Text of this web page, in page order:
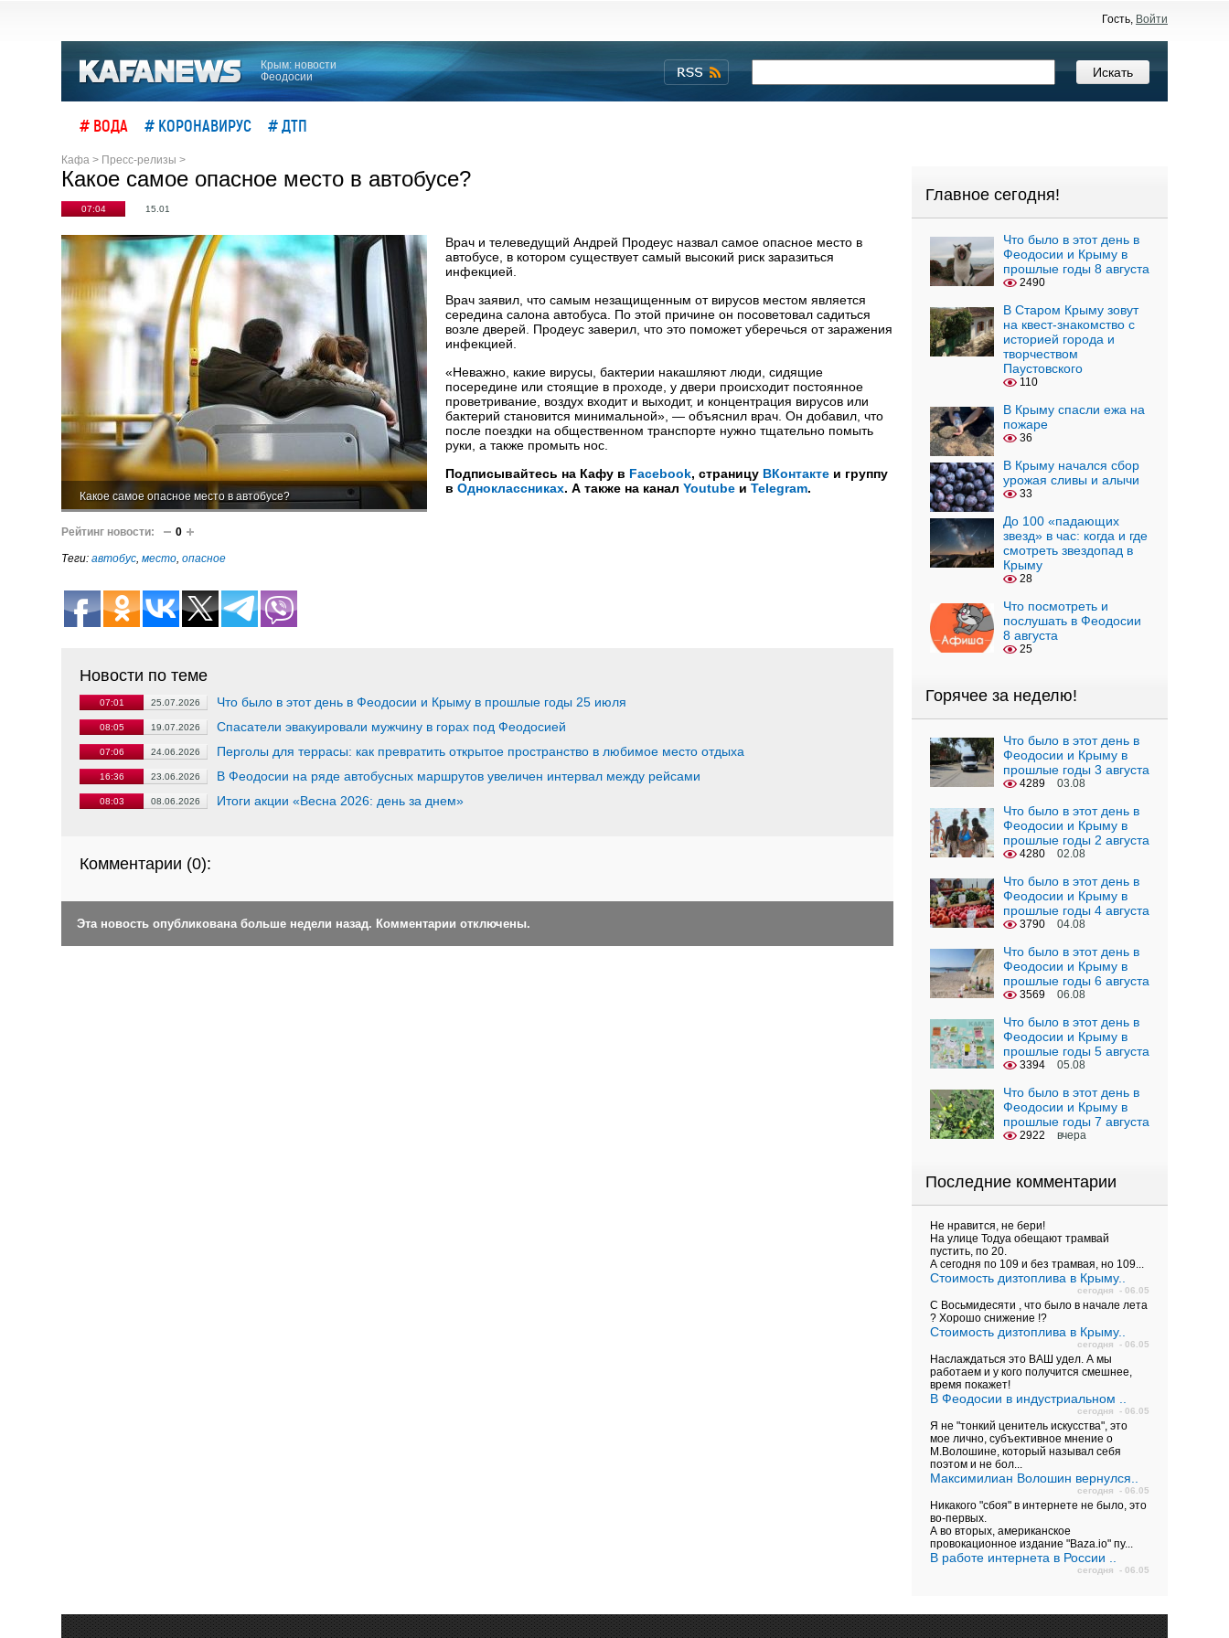
Гость, Войти
Крым: новости
Феодосии
# ВОДА # КОРОНАВИРУС # ДТП
Кафа > Пресс-релизы >
Какое самое опасное место в автобусе?
07:04 15.01
Какое самое опасное место в автобусе?
Врач и телеведущий Андрей Продеус назвал самое опасное место в
автобусе, в котором существует самый высокий риск заразиться
инфекцией.
Врач заявил, что самым незащищенным от вирусов местом является
середина салона автобуса. По этой причине он посоветовал садиться
возле дверей. Продеус заверил, что это поможет уберечься от заражения
инфекцией.
«Неважно, какие вирусы, бактерии накашляют люди, сидящие
посередине или стоящие в проходе, у двери происходит постоянное
проветривание, воздух входит и выходит, и концентрация вирусов или
бактерий становится минимальной», — объяснил врач. Он добавил, что
после поездки на общественном транспорте нужно тщательно помыть
руки, а также промыть нос.
Подписывайтесь на Кафу в Facebook, страницу ВКонтакте и группу
в Одноклассниках. А также на канал Youtube и Telegram.
Рейтинг новости: 0
Теги: автобус, место, опасное
Новости по теме
07:01 25.07.2026 Что было в этот день в Феодосии и Крыму в прошлые годы 25 июля
08:05 19.07.2026 Спасатели эвакуировали мужчину в горах под Феодосией
07:06 24.06.2026 Перголы для террасы: как превратить открытое пространство в любимое место отдыха
16:36 23.06.2026 В Феодосии на ряде автобусных маршрутов увеличен интервал между рейсами
08:03 08.06.2026 Итоги акции «Весна 2026: день за днем»
Комментарии (0):
Эта новость опубликована больше недели назад. Комментарии отключены.
Главное сегодня!
Что было в этот день в
Феодосии и Крыму в
прошлые годы 8 августа
2490
В Старом Крыму зовут
на квест-знакомство с
историей города и
творчеством
Паустовского
110
В Крыму спасли ежа на
пожаре
36
В Крыму начался сбор
урожая сливы и алычи
33
До 100 «падающих
звезд» в час: когда и где
смотреть звездопад в
Крыму
28
Что посмотреть и
послушать в Феодосии
8 августа
25
Горячее за неделю!
Что было в этот день в
Феодосии и Крыму в
прошлые годы 3 августа
4289 03.08
Что было в этот день в
Феодосии и Крыму в
прошлые годы 2 августа
4280 02.08
Что было в этот день в
Феодосии и Крыму в
прошлые годы 4 августа
3790 04.08
Что было в этот день в
Феодосии и Крыму в
прошлые годы 6 августа
3569 06.08
Что было в этот день в
Феодосии и Крыму в
прошлые годы 5 августа
3394 05.08
Что было в этот день в
Феодосии и Крыму в
прошлые годы 7 августа
2922 вчера
Последние комментарии
Не нравится, не бери!
На улице Тодуа обещают трамвай
пустить, по 20.
А сегодня по 109 и без трамвая, но 109...
Стоимость дизтоплива в Крыму..
сегодня - 06.05
С Восьмидесяти , что было в начале лета
? Хорошо снижение !?
Стоимость дизтоплива в Крыму..
сегодня - 06.05
Наслаждаться это ВАШ удел. А мы
работаем и у кого получится смешнее,
время покажет!
В Феодосии в индустриальном ..
сегодня - 06.05
Я не "тонкий ценитель искусства", это
мое лично, субъективное мнение о
М.Волошине, который называл себя
поэтом и не бол...
Максимилиан Волошин вернулся..
сегодня - 06.05
Никакого "сбоя" в интернете не было, это
во-первых.
А во вторых, американское
провокационное издание "Baza.io" пу...
В работе интернета в России ..
сегодня - 06.05